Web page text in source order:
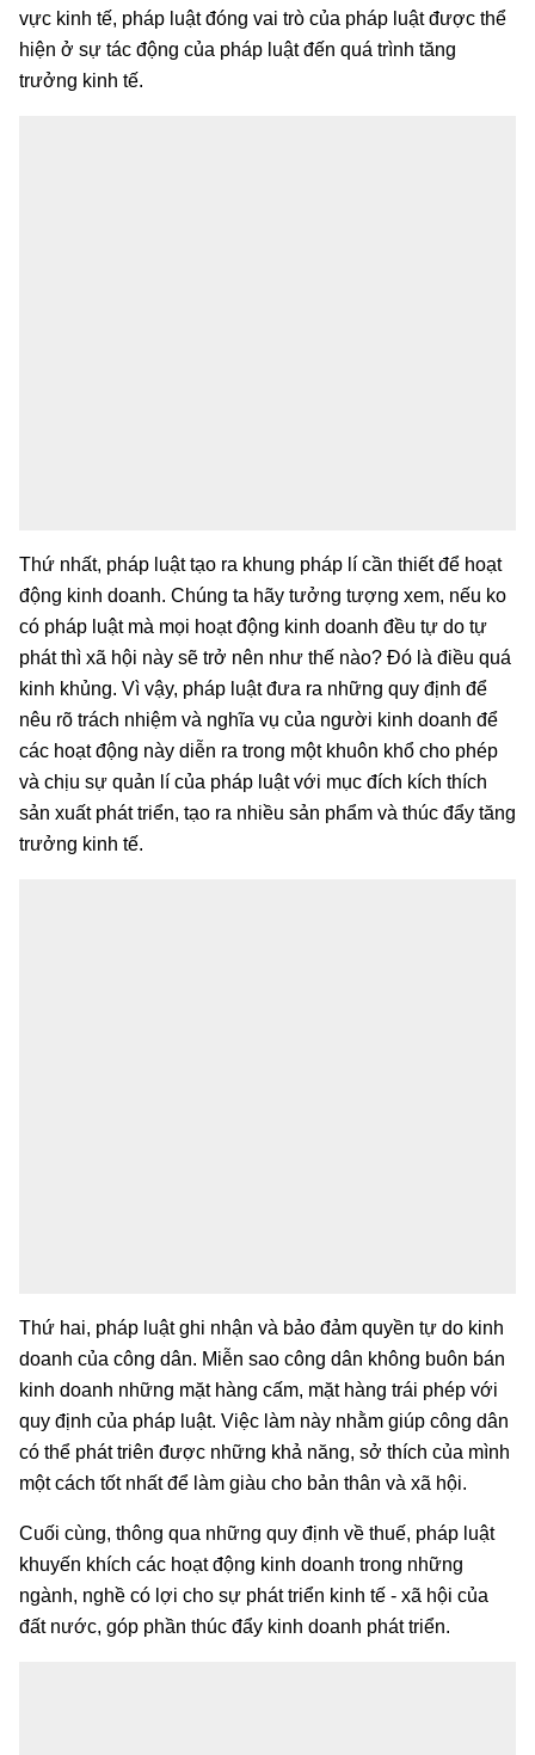
vực kinh tế, pháp luật đóng vai trò của pháp luật được thể
hiện ở sự tác động của pháp luật đến quá trình tăng
trưởng kinh tế.
Thứ nhất, pháp luật tạo ra khung pháp lí cần thiết để hoạt
động kinh doanh. Chúng ta hãy tưởng tượng xem, nếu ko
có pháp luật mà mọi hoạt động kinh doanh đều tự do tự
phát thì xã hội này sẽ trở nên như thế nào? Đó là điều quá
kinh khủng. Vì vậy, pháp luật đưa ra những quy định để
nêu rõ trách nhiệm và nghĩa vụ của người kinh doanh để
các hoạt động này diễn ra trong một khuôn khổ cho phép
và chịu sự quản lí của pháp luật với mục đích kích thích
sản xuất phát triển, tạo ra nhiều sản phẩm và thúc đẩy tăng
trưởng kinh tế.
Thứ hai, pháp luật ghi nhận và bảo đảm quyền tự do kinh
doanh của công dân. Miễn sao công dân không buôn bán
kinh doanh những mặt hàng cấm, mặt hàng trái phép với
quy định của pháp luật. Việc làm này nhằm giúp công dân
có thể phát triên được những khả năng, sở thích của mình
một cách tốt nhất để làm giàu cho bản thân và xã hội.
Cuối cùng, thông qua những quy định về thuế, pháp luật
khuyến khích các hoạt động kinh doanh trong những
ngành, nghề có lợi cho sự phát triển kinh tế - xã hội của
đất nước, góp phần thúc đẩy kinh doanh phát triển.